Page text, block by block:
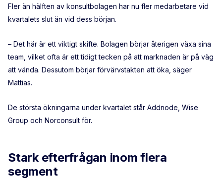
Fler än hälften av konsultbolagen har nu fler medarbetare vid
kvartalets slut än vid dess början.
– Det här är ett viktigt skifte. Bolagen börjar återigen växa sina
team, vilket ofta är ett tidigt tecken på att marknaden är på väg
att vända. Dessutom börjar förvärvstakten att öka, säger
Mattias.
De största ökningarna under kvartalet står Addnode, Wise
Group och Norconsult för.
Stark efterfrågan inom flera
segment